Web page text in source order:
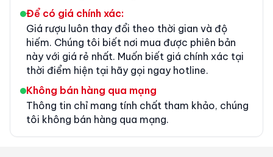
Để có giá chính xác:
Giá rượu luôn thay đổi theo thời gian và độ
hiếm. Chúng tôi biết nơi mua được phiên bản
này với giá rẻ nhất. Muốn biết giá chính xác tại
thời điểm hiện tại hãy gọi ngay hotline.
Không bán hàng qua mạng
Thông tin chỉ mang tính chất tham khảo, chúng
tôi không bán hàng qua mạng.